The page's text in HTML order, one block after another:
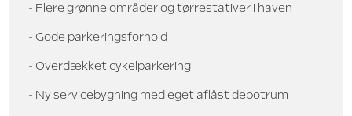
- Flere grønne områder og tørrestativer i haven
- Gode parkeringsforhold
- Overdækket cykelparkering
- Ny servicebygning med eget aflåst depotrum